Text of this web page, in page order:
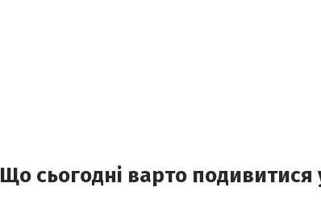
Що сьогодні варто подивитися